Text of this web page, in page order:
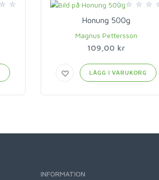
Honung 500g
Magnus Pettersson
109,00 kr
LÄGG I VARUKORG
INFORMATION